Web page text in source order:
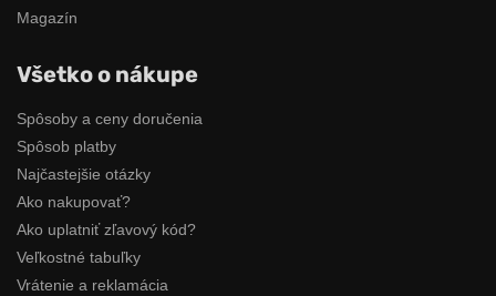
Magazín
Všetko o nákupe
Spôsoby a ceny doručenia
Spôsob platby
Najčastejšie otázky
Ako nakupovať?
Ako uplatniť zľavový kód?
Veľkostné tabuľky
Vrátenie a reklamácia